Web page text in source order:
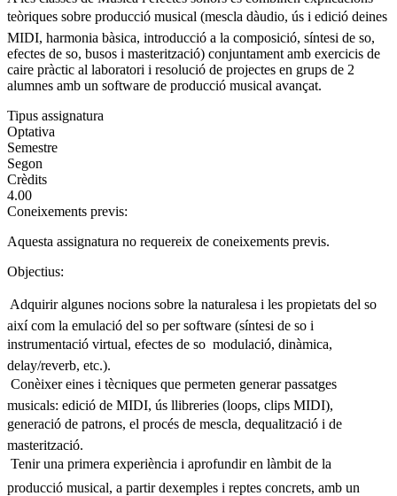
teòriques sobre producció musical (mescla dàudio, ús i edició deines
MIDI, harmonia bàsica, introducció a la composició, síntesi de so,
efectes de so, busos i masterització) conjuntament amb exercicis de
caire pràctic al laboratori i resolució de projectes en grups de 2
alumnes amb un software de producció musical avançat.
Tipus assignatura
Optativa
Semestre
Segon
Crèdits
4.00
Coneixements previs:
Aquesta assignatura no requereix de coneixements previs.
Objectius:
 Adquirir algunes nocions sobre la naturalesa i les propietats del so
així com la emulació del so per software (síntesi de so i
instrumentació virtual, efectes de so  modulació, dinàmica,
delay/reverb, etc.).
 Conèixer eines i tècniques que permeten generar passatges
musicals: edició de MIDI, ús llibreries (loops, clips MIDI),
generació de patrons, el procés de mescla, dequalització i de
masterització.
 Tenir una primera experiència i aprofundir en làmbit de la
producció musical, a partir dexemples i reptes concrets, amb un